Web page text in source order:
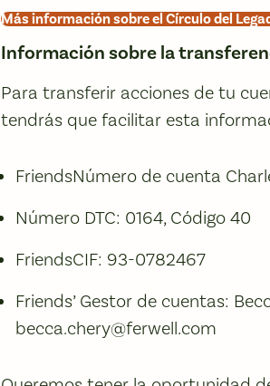
Más información sobre el Círculo del
Información sobre la
Para transferir acciones de tu
tendrás que facilitar esta
FriendsNúmero de cuenta
Número DTC: 0164, Código 40
FriendsCIF: 93-0782467
Friends’ Gestor de cuentas:
becca.chery@ferwell.com